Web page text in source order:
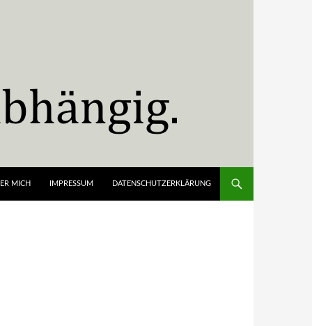
MICH IMPRESSUM DATENSCHUTZERKLÄRUNG